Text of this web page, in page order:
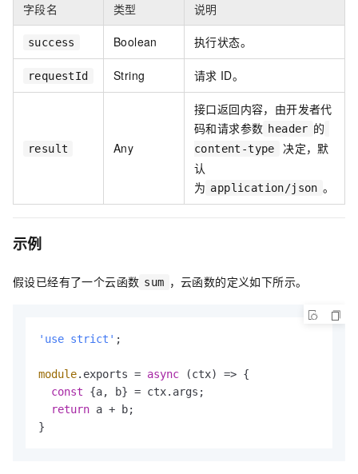
字段名 类型 说明
success Boolean 执行状态。
requestId String 请求 ID。
result Any
接口返回内容，由开发者代
码和请求参数 header 的
content-type
决定，默
认
为 application/json 。
示例
假设已经有了一个云函数 sum ，云函数的定义如下所示。
'use strict' ;
module. exports = async (ctx) => {
const {a, b} = ctx. args ;
return a + b;
}